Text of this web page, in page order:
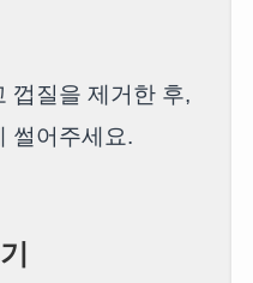
껍질을 제거한 후,
썰어주세요.